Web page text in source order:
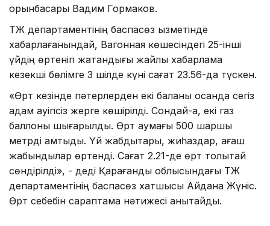
орынбасары Вадим Гормаков.
ТЖ департаментінің баспасөз қызметінде
хабарлағанындай, Вагонная көшесіндегі 25-інші
үйдің өртеніп жатқандығы жайлы хабарлама
кезекші бөлімге 3 шілде күні сағат 23.56-да түскен.
«Өрт кезінде пәтерлерден екі баланы қосқанда сегіз
адам қауіпсіз жерге көшірілді. Сондай-ақ, екі газ
баллоны шығарылды. Өрт аумағы 500 шаршы
метрді қамтыды. Үй жабдықтары, жиһаздар, ағаш
жабындылар өртенді. Сағат 2.21-де өрт толықтай
сөндірілді», - деді Қарағанды облысындағы ТЖ
департаментінің баспасөз хатшысы Айдана Жүніс.
Өрт себебін сараптама нәтижесі анықтайды.